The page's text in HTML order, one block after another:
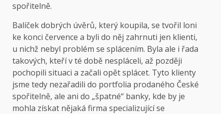
spořitelně.
Balíček dobrých úvěrů, který koupila, se tvořil loni
ke konci července a byli do něj zahrnuti jen klienti,
u nichž nebyl problém se splácením. Byla ale i řada
takových, kteří v té době nespláceli, až později
pochopili situaci a začali opět splácet. Tyto klienty
jsme tedy nezařadili do portfolia prodaného České
spořitelně, ale ani do „špatné“ banky, kde by je
mohla získat nějaká firma specializující se